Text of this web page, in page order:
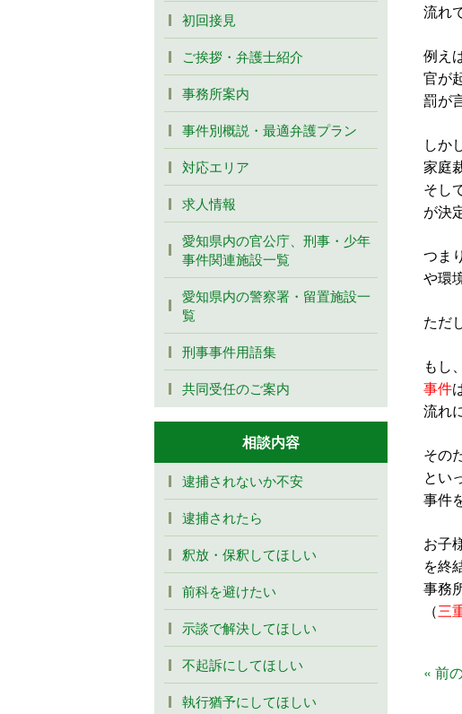
流れ
例え
官が
罰が
しか
家庭
そし
が決
つまり
や環
ただ
もし、
事件
流れ
その
とい
事件
お子
を終
事務
（三
« 前
初回接見
ご挨拶・弁護士紹介
事務所案内
事件別概説・最適弁護プラン
対応エリア
求人情報
愛知県内の官公庁、刑事・少年
事件関連施設一覧
愛知県内の警察署・留置施設一
覧
刑事事件用語集
共同受任のご案内
相談内容
逮捕されないか不安
逮捕されたら
釈放・保釈してほしい
前科を避けたい
示談で解決してほしい
不起訴にしてほしい
執行猶予にしてほしい